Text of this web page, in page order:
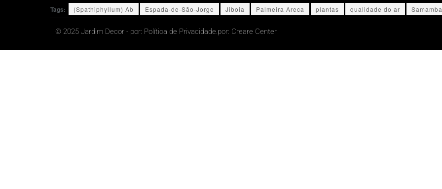
Tags: (Spathiphyllum) Ab Espada-de-São-Jorge Jiboia Palmeira Areca plantas qualidade do ar
© 2025 Jardim Decor - por: Política de Privacidade.por: Creare Center.